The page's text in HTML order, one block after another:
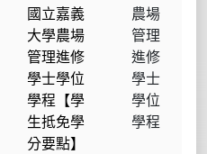
國立嘉義
大學農場
管理進修
學士學位
學程【學
生抵免學
分要點】
農場
管理
進修
學士
學位
學程